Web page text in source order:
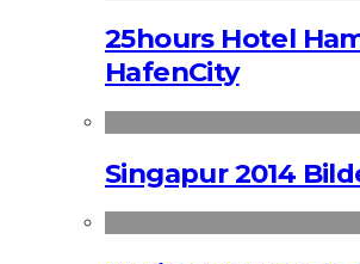
25hours Hotel
HafenCity
Singapur 2014